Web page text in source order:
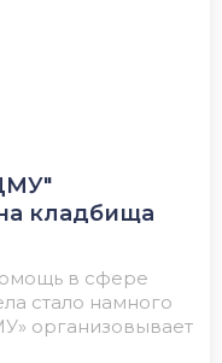
кладбища
в сфере
стало намного
организовывает